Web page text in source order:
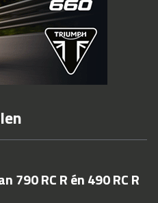
790 RC R én 490 RC R